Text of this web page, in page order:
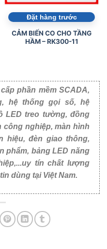
Đặt hàng trước
CẢM BIẾN CO CHO TẦNG
HẦM – RK300-11
phần mềm SCADA,
hệ thống gọi số, hệ
LED treo tường, đồng
nghiệp, màn hình
hiệu, đèn giao thông,
phẩm, bảng LED năng
tín chất lượng
dùng tại Việt Nam.